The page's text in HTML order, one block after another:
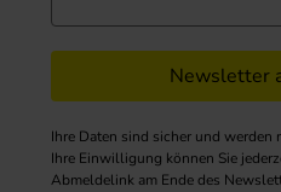
Newsletter
Ihre Daten sind sicher und werden
Ihre Einwilligung können Sie
Abmeldelink am Ende des